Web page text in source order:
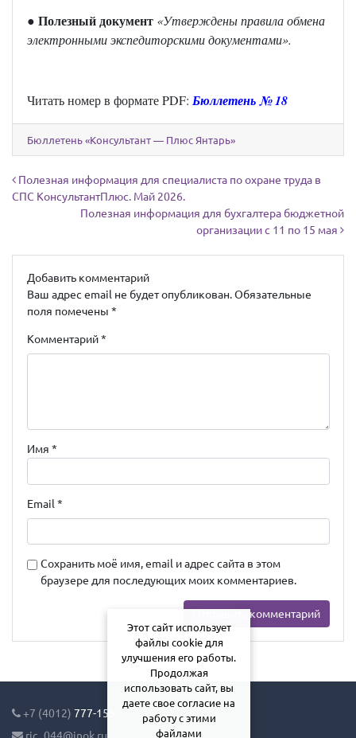
● Полезный документ «Утверждены правила обмена
электронными экспедиторскими документами».
Читать номер в форматеPDF: Бюллетень № 18
Бюллетень «Консультант — Плюс Янтарь»
Навигация по записям
Полезная информация для специалиста по охране труда в
СПС КонсультантПлюс. Май 2026.
Полезная информация для бухгалтера бюджетной
организации с 11 по 15 мая
Добавить комментарий
Ваш адрес email не будет опубликован. Обязательные
поля помечены *
Комментарий*
Имя *
Email *
Сохранить моё имя, email и адрес сайта в этом
браузере для последующих моих комментариев.
+7 (4012) 777-155
Этот сайт использует
файлы cookie для
улучшения его работы.
Продолжая
использовать сайт, вы
даете свое согласие на
работу с этими
файлами